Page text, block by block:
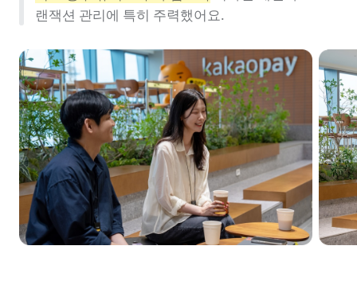
랜잭션 관리에 특히 주력했어요.